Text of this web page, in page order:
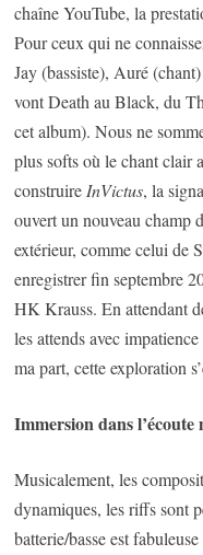
chaîne YouTube, la
Pour ceux qui ne
Jay (bassiste), Auré
vont Death au Black, du
cet album). Nous ne
plus softs où le chant clair
construire InVictus, la
ouvert un nouveau champ
extérieur, comme celui de
enregistrer fin septembre
HK Krauss. En attendant
les attends avec
ma part, cette exploration
Immersion dans l’écoute
Musicalement, les
dynamiques, les riffs sont
batterie/basse est